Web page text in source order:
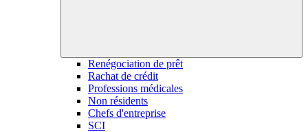
Renégociation de prêt
Rachat de crédit
Professions médicales
Non résidents
Chefs d'entreprise
SCI